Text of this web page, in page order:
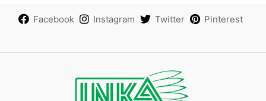
Facebook Instagram Twitter Pinterest